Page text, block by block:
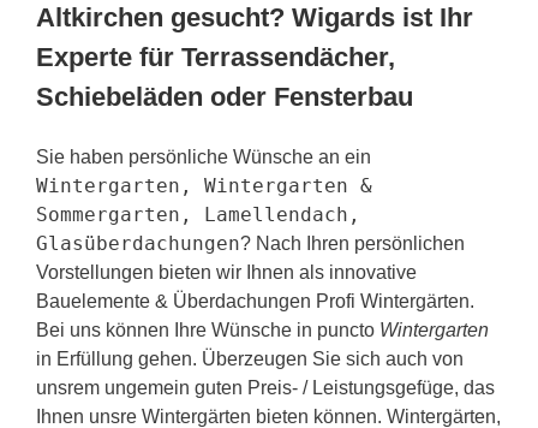
Altkirchen gesucht? Wigards ist Ihr
Experte für Terrassendächer,
Schiebeläden oder Fensterbau
Sie haben persönliche Wünsche an ein
Wintergarten, Wintergarten &
Sommergarten, Lamellendach,
Glasüberdachungen? Nach Ihren persönlichen
Vorstellungen bieten wir Ihnen als innovative
Bauelemente & Überdachungen Profi Wintergärten.
Bei uns können Ihre Wünsche in puncto Wintergarten
in Erfüllung gehen. Überzeugen Sie sich auch von
unsrem ungemein guten Preis- / Leistungsgefüge, das
Ihnen unsre Wintergärten bieten können. Wintergärten,